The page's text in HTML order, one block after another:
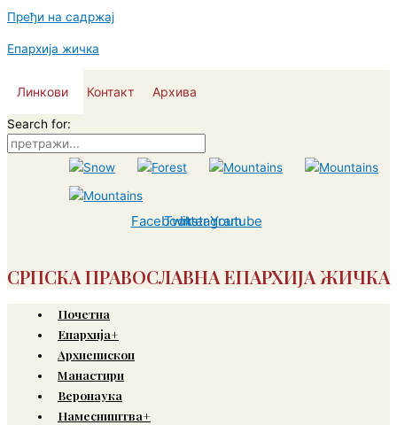
Пређи на садржај
Епархија жичка
Линкови Контакт Архива
Search for:
Facebook
Twitter
Instagram
Youtube
СРПСКА ПРАВОСЛАВНА ЕПАРХИЈА ЖИЧКА
Почетна
Епархија+
Архиепископ
Манастири
Веронаука
Намесништва+